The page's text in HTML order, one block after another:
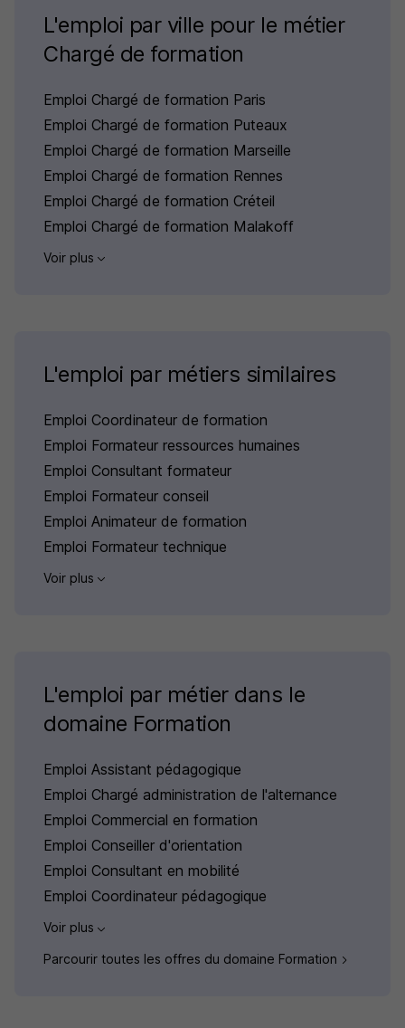
L'emploi par ville pour le métier
Chargé de formation
Emploi Chargé de formation Paris
Emploi Chargé de formation Puteaux
Emploi Chargé de formation Marseille
Emploi Chargé de formation Rennes
Emploi Chargé de formation Créteil
Emploi Chargé de formation Malakoff
Voir plus
L'emploi par métiers similaires
Emploi Coordinateur de formation
Emploi Formateur ressources humaines
Emploi Consultant formateur
Emploi Formateur conseil
Emploi Animateur de formation
Emploi Formateur technique
Voir plus
L'emploi par métier dans le
domaine Formation
Emploi Assistant pédagogique
Emploi Chargé administration de l'alternance
Emploi Commercial en formation
Emploi Conseiller d'orientation
Emploi Consultant en mobilité
Emploi Coordinateur pédagogique
Voir plus
Parcourir toutes les offres du domaine Formation